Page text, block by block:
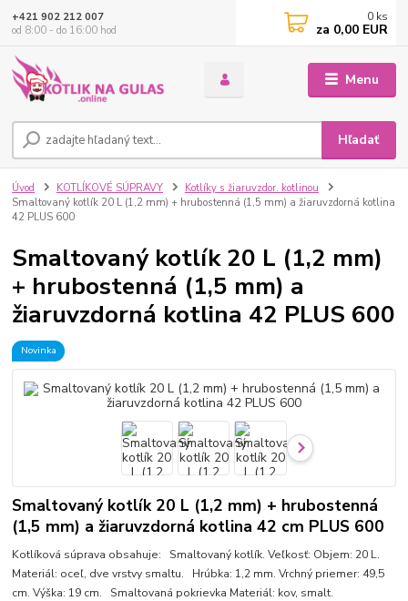
Menu
Hľadať
+421 902 212 007
od 8:00 - do 16:00 hod
0 ks
za 0,00 EUR
Úvod KOTLÍKOVÉ SÚPRAVY
Kotlíky s žiaruvzdor. kotlinou
Smaltovaný kotlík 20 L (1,2 mm) + hrubostenná (1,5 mm) a žiaruvzdorná kotlina
42 PLUS 600
Smaltovaný kotlík 20 L (1,2 mm)
+ hrubostenná (1,5 mm) a
žiaruvzdorná kotlina 42 PLUS 600
Novinka
Smaltovaný kotlík 20 L (1,2 mm) + hrubostenná
(1,5 mm) a žiaruvzdorná kotlina 42 cm PLUS 600
Kotlíková súprava obsahuje: Smaltovaný kotlík. Veľkosť: Objem: 20 L.
Materiál: oceľ, dve vrstvy smaltu. Hrúbka: 1,2 mm. Vrchný priemer: 49,5
cm. Výška: 19 cm. Smaltovaná pokrievka Materiál: kov, smalt.